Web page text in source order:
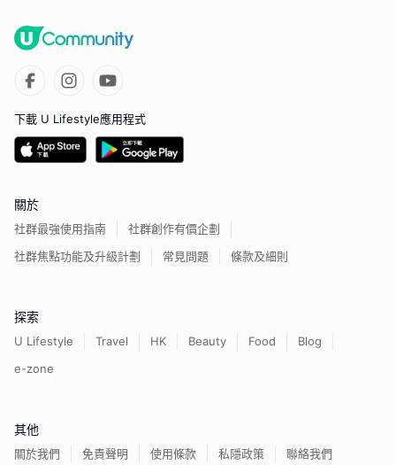
下載 U Lifestyle應用程式
關於
社群最強使用指南
社群創作有價企劃
社群焦點功能及升級計劃
常見問題 條款及細則
探索
U Lifestyle Travel HK Beauty Food
Blog
e-zone
其他
關於我們 免責聲明 使用條款 私隱政策 聯絡我們